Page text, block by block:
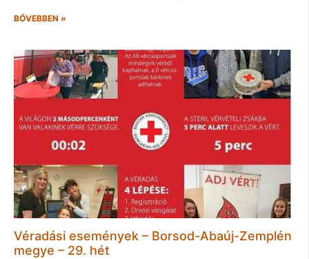
BŐVEBBEN »
Véradási események – Borsod-Abaúj-Zemplén
megye – 29. hét